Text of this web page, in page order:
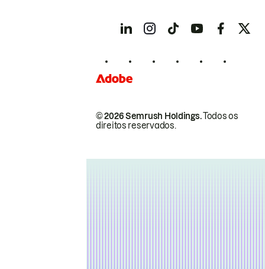
© 2026 Semrush Holdings.Todos os
direitos reservados.